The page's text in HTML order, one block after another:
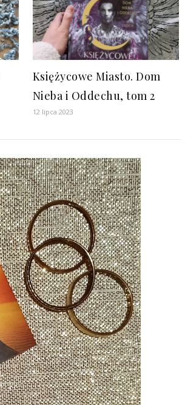
Księżycowe Miasto. Dom
Nieba i Oddechu, tom 2
12 lipca 2023